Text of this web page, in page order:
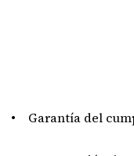
• Garantía del